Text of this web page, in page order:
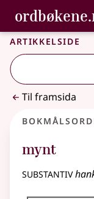
Gå til
Tilgjenge
Bokmålsordboka og
Artikkelside
Til framsida
mynt
substantiv